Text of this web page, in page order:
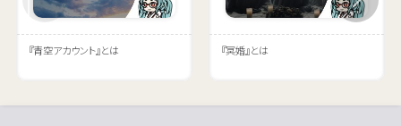
『青空アカウント』とは 『冥婚』とは